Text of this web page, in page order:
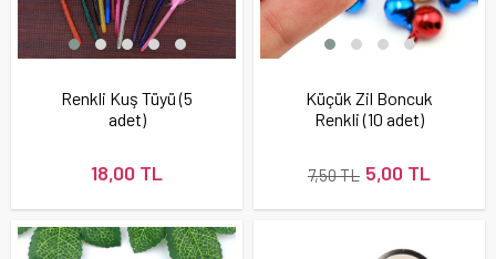
Renkli Kuş Tüyü (5
adet)
18,00 TL
Küçük Zil Boncuk
Renkli (10 adet)
5,00 TL
7,50 TL